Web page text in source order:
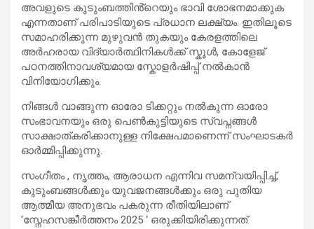
അവളുടെ കുടുംബത്തിൻ്റെയും ഭാവി ശോഭനമാക്കുക
എന്നതാണ് പരിപാടിയുടെ പ്രധാന ലക്ഷ്യം. ഇതിലൂടെ
സമാഹരിക്കുന്ന മുഴുവൻ തുകയും കേരളത്തിലെ
അർഹരായ വിദ്യാർത്ഥിനികൾക്ക് സ്കൂൾ, കോളേജ്
പഠനത്തിനാവശ്യമായ സ്കോളർഷിപ്പ് നൽകാൻ
വിനിയോഗിക്കും.
നിങ്ങൾ വാങ്ങുന്ന ഓരോ ടിക്കറ്റും നൽകുന്ന ഓരോ
സംഭാവനയും ഒരു പെൺകുട്ടിയുടെ സ്വപ്നങ്ങൾ
സാക്ഷാത്കരിക്കാനുള്ള നിക്ഷേപമാണെന്ന് സംഘാടകർ
ഓർമ്മിപ്പിക്കുന്നു.
സംഗീതം , നൃത്തം, ആരാധന എന്നിവ സമന്വയിപ്പിച്ച്,
കുടുംബങ്ങൾക്കും യുവജനങ്ങൾക്കും ഒരു പുതിയ
ആത്മീയ അനുഭവം പകരുന്ന രീതിയിലാണ്
‘സ്നേഹസങ്കീർത്തനം 2025 ‘ ഒരുക്കിയിരിക്കുന്നത്.